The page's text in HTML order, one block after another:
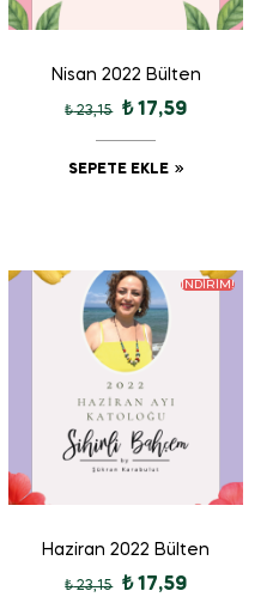
Nisan 2022 Bülten
₺23,15 ₺17,59
SEPETE EKLE
İNDIRIM!
Haziran 2022 Bülten
₺23,15 ₺17,59